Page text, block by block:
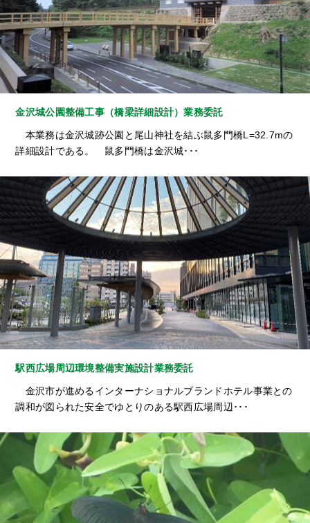
金沢城公園整備工事（橋梁詳細設計）業務委託
本業務は金沢城跡公園と尾山神社を結ぶ鼠多門橋L=32.7mの
詳細設計である。 鼠多門橋は金沢城･･･
駅西広場周辺環境整備実施設計業務委託
金沢市が進めるインターナショナルブランドホテル事業との
調和が図られた安全でゆとりのある駅西広場周辺･･･